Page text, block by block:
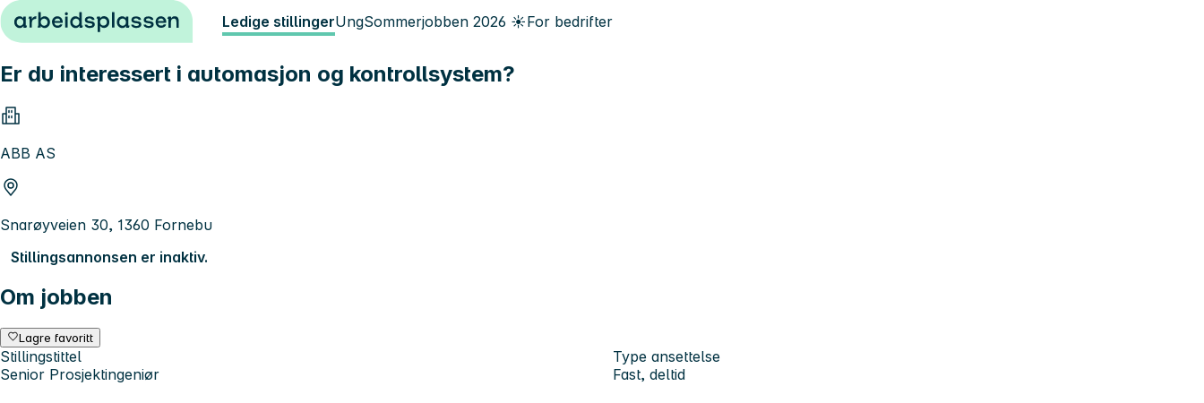
Hopp til innhold Ledige stillingerUngSommerjobben 2026 ☀️For bedrifter
Er du interessert i automasjon og kontrollsystem?
ABB AS
Snarøyveien 30, 1360 Fornebu
Stillingsannonsen er inaktiv.
Om jobben
Lagre favoritt
Stillingstittel
Senior Prosjektingeniør
Type ansettelse
Fast, deltid